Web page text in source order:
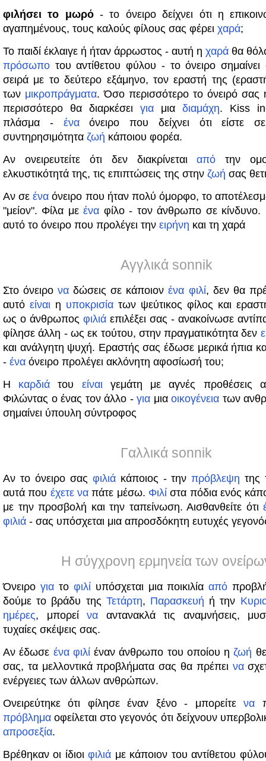
φιλήσει το μωρό- το όνειρο δείχνει ότι η
αγαπημένους, τους καλούς φίλους σας φέρει χαρά;
Το παιδί έκλαιγε ή ήταν άρρωστος - αυτή η χαρά θα
πρόσωπο του αντίθετου φύλου - το όνειρο σημαίνει
σειρά με το δεύτερο εξάμηνο, τον εραστή της
των μικροπράγματα. Όσο περισσότερο το όνειρό σας
περισσότερο θα διαρκέσει για μια διαμάχη. Kiss
πλάσμα - έναόνειρο που δείχνει ότι είστε σε
συντηρησιμότητα ζωή κάποιου φορέα.
Αν ονειρευτείτε ότι δεν διακρίνεταιαπό την
ελκυστικότητά της, τις επιπτώσεις της στην ζωή σας
Αν σεένα όνειρο που ήταν πολύ όμορφο, το
"μείον". Φίλα μεένα φίλο - τον άνθρωπο σε κίνδυνο.
αυτό το όνειρο που προλέγει την ειρήνη και τη χαρά
Αγγλικά sonnik
Στο όνειρονα δώσεις σε κάποιονένα φιλί, δεν θα
αυτό είναι η υποκρισία των ψεύτικος φίλος και
ως ο άνθρωπος φιλιά επιλέξει σας - ανακοίνωσε
φίλησε άλλη - ως εκ τούτου, στην πραγματικότητα δεν
και ανάλγητη ψυχή. Εραστής σας έδωσε μερικά ήπια
- ένα όνειρο προλέγει ακλόνητη αφοσίωσή του;
Η καρδιά του είναιγεμάτη με αγνές προθέσεις
Φιλώντας ο ένας τον άλλο -για μιαοικογένεια των
σημαίνει ύπουλη σύντροφος
Γαλλικά sonnik
Αν το όνειρο σας φιλιάκάποιος - τηνπρόβλεψη της
αυτά που έχετε να πάτε μέσω. Φιλί στα πόδια ενός
με την προσβολή και την ταπείνωση. Αισθανθείτε ότι
φιλιά - σας υπόσχεται μια απροσδόκητη ευτυχές
Η σύγχρονη ερμηνεία των
Όνειρο γιατο φιλίυπόσχεται μια ποικιλίααπό
δούμε το βράδυ της Τετάρτη, Παρασκευή ή την
ημέρες, μπορείνα αντανακλά τις αναμνήσεις,
τυχαίες σκέψεις σας.
Αν έδωσε ένα φιλίέναν άνθρωπο του οποίου ηζωή
σας, τα μελλοντικά προβλήματα σας θα πρέπει να
ενέργειες των άλλων ανθρώπων.
Ονειρεύτηκε ότι φίλησε έναν ξένο - μπορείτενα
πρόβλημα οφείλεται στο γεγονός ότι δείχνουν
απροσεξία.
Βρέθηκαν οι ίδιοιφιλιά με κάποιον του αντίθετου